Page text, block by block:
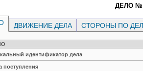
ДЕЛО №
ДВИЖЕНИЕ ДЕЛА СТОРОНЫ ПО
идентификатор дела
поступления